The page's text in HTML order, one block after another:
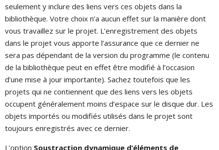
seulement y inclure des liens vers ces objets dans la
bibliothèque. Votre choix n’a aucun effet sur la manière dont
vous travaillez sur le projet. L’enregistrement des objets
dans le projet vous apporte l’assurance que ce dernier ne
sera pas dépendant de la version du programme (le contenu
de la bibliothèque peut en effet être modifié à l’occasion
d’une mise à jour importante). Sachez toutefois que les
projets qui ne contiennent que des liens vers les objets
occupent généralement moins d’espace sur le disque dur. Les
objets importés ou modifiés utilisés dans le projet sont
toujours enregistrés avec ce dernier.
L’option Soustraction dynamique d’éléments de